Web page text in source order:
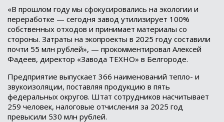
«В прошлом году мы сфокусировались на экологии и
переработке — сегодня завод утилизирует 100%
собственных отходов и принимает материалы со
стороны. Затраты на экопроекты в 2025 году составили
почти 55 млн рублей», — прокомментировал Алексей
Фадеев, директор «Завода ТЕХНО» в Белгороде.
Предприятие выпускает 366 наименований тепло- и
звукоизоляции, поставляя продукцию в пять
федеральных округов. Штат сотрудников насчитывает
259 человек, налоговые отчисления за 2025 год
превысили 530 млн рублей.